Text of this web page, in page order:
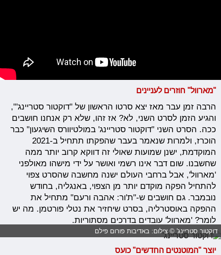
"מארוול" חוזרים לעניינים
הרבה זמן עבר מאז יצא סרטו הראשון של "דוקטור סטריינג'",
והגיע הזמן לסרט השני, לא? אז זהו, שלא רק אנחנו חושבים
ככה. הסרט השני "דוקטור סטריינג' במולטיוורס השיגעון" כבר
הוכרז, ולמרות שנאמר בעבר שהפקתו תתחיל ב-2021
המוקדמת, ישנן שמועות שאולי זה דווקא קרוב יותר ממה
שחשבנו. שום דבר אינו רשמי ואושר על ידי מישהו מאולפני
'מארוול', אבל ברחבי העולם ישנה מחשבה שהסרט צפוי
להתחיל הפקה מוקדם יותר מן הצפוי, באנגליה, בחודש
נובמבר. גם חושבים ש-"ת'ור: אהבה ורעם" מתחיל את
ההפקה באוסטרליה, בסרט שיחזיר את נטלי פורטמן. מה יש
לומר? 'מארוול' עובדים בדרכים מסתוריות.
דוקטור סטריינג' © צילום: באדיבות פורום פילם
יוצר "המוטנטים החדשים" כועס